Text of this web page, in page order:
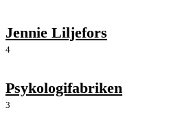
Jennie Liljefors
4
Psykologifabriken
3